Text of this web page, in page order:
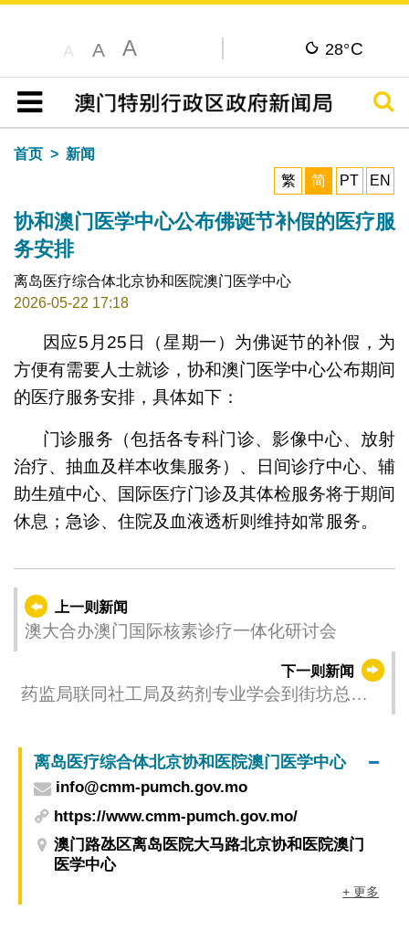
A A A 28°C
目录
搜寻
首页
新闻
繁
简 PT EN
协和澳门医学中心公布佛诞节补假的医疗服
务安排
离岛医疗综合体北京协和医院澳门医学中心
2026-05-22 17:18
因应5月25日（星期一）为佛诞节的补假，为
方便有需要人士就诊，协和澳门医学中心公布期间
的医疗服务安排，具体如下：
门诊服务（包括各专科门诊、影像中心、放射
治疗、抽血及样本收集服务）、日间诊疗中心、辅
助生殖中心、国际医疗门诊及其体检服务将于期间
休息；急诊、住院及血液透析则维持如常服务。
上一则新闻
澳大合办澳门国际核素诊疗一体化研讨会
下一则新闻
药监局联同社工局及药剂专业学会到街坊总会
离岛医疗综合体北京协和医院澳门医学中心
info@cmm-pumch.gov.mo
https://www.cmm-pumch.gov.mo/
澳门路氹区离岛医院大马路北京协和医院澳门
医学中心
+ 更多